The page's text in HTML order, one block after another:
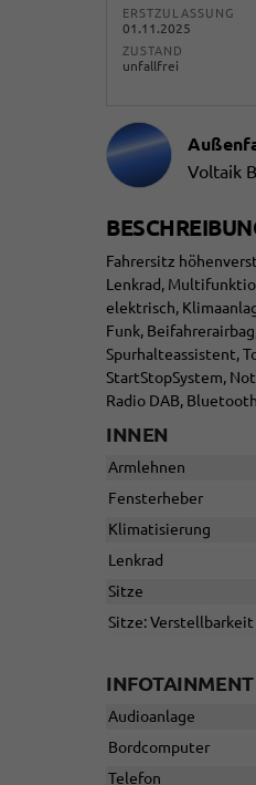
ERSTZULASSUNG
01.11.2025
ZUSTAND
unfallfrei
Voltaik
Fahrersitz
Lenkrad,
elektrisch,
Funk,
Spurhalteassistent,
StartStopSystem,
Radio DAB,
INNEN
Armlehnen
Fensterheber
Klimatisierung
Lenkrad
Sitze
Sitze: Verstellbarkeit
Audioanlage
Bordcomputer
Telefon